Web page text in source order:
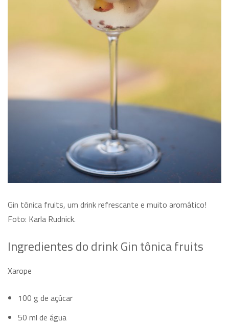
Gin tônica fruits, um drink refrescante e muito aromático!
Foto: Karla Rudnick.
Ingredientes do drink Gin tônica fruits
Xarope
100 g de açúcar
50 ml de água